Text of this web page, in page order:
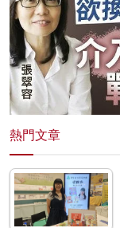
熱門文章